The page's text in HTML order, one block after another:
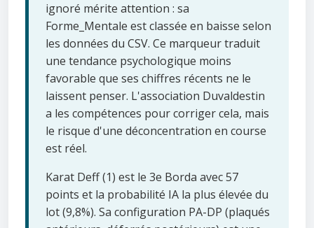
ignoré mérite attention : sa
Forme_Mentale est classée en baisse selon
les données du CSV. Ce marqueur traduit
une tendance psychologique moins
favorable que ses chiffres récents ne le
laissent penser. L'association Duvaldestin
a les compétences pour corriger cela, mais
le risque d'une déconcentration en course
est réel.
Karat Deff (1) est le 3e Borda avec 57
points et la probabilité IA la plus élevée du
lot (9,8%). Sa configuration PA-DP (plaqués